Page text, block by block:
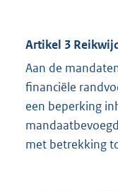
Artikel 3
Aan de
financiële
een beperking
met betrekking